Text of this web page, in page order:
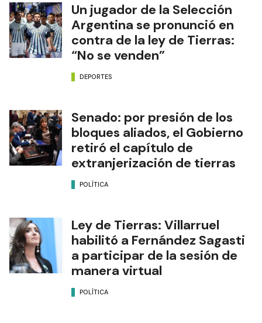
Un jugador de la Selección
Argentina se pronunció en
contra de la ley de Tierras:
“No se venden”
DEPORTES
Senado: por presión de los
bloques aliados, el Gobierno
retiró el capítulo de
extranjerización de tierras
POLÍTICA
Ley de Tierras: Villarruel
habilitó a Fernández Sagasti
a participar de la sesión de
manera virtual
POLÍTICA